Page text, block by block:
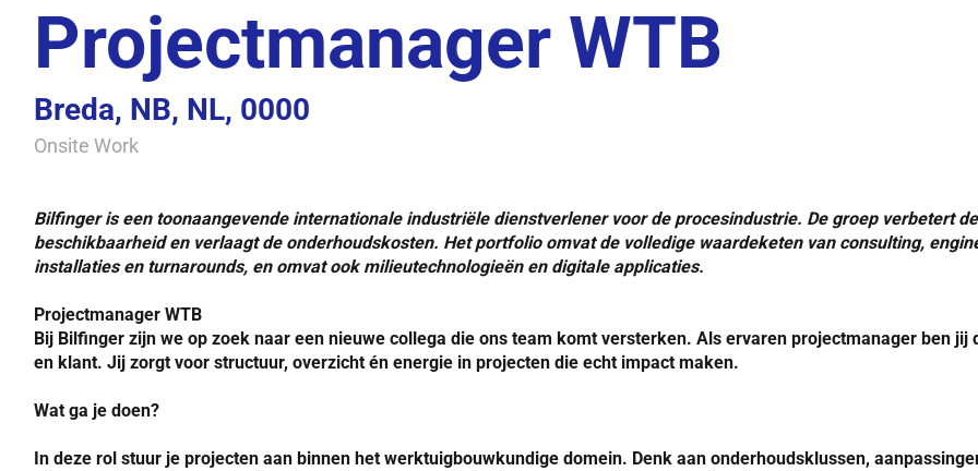
Projectmanager WTB
Breda, NB, NL, 0000
Onsite Work
Bilfinger is een toonaangevende internationale industriële dienstverlener voor de procesindustrie. De groep verbetert
beschikbaarheid en verlaagt de onderhoudskosten. Het portfolio omvat de volledige waardeketen van consulting,
installaties en turnarounds, en omvat ook milieutechnologieën en digitale applicaties.
Projectmanager WTB
Bij Bilfinger zijn we op zoek naar een nieuwe collega die ons team komt versterken. Als ervaren projectmanager ben
en klant. Jij zorgt voor structuur, overzicht én energie in projecten die echt impact maken.
Wat ga je doen?
In deze rol stuur je projecten aan binnen het werktuigbouwkundige domein. Denk aan onderhoudsklussen,